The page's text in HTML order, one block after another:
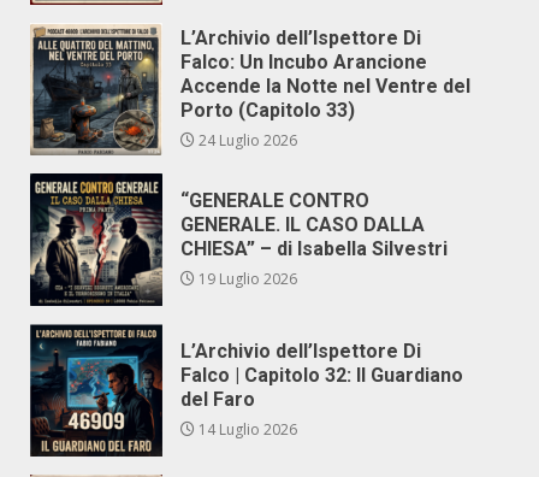
L’Archivio dell’Ispettore Di
Falco: Un Incubo Arancione
Accende la Notte nel Ventre del
Porto (Capitolo 33)
24 Luglio 2026
“GENERALE CONTRO
GENERALE. IL CASO DALLA
CHIESA” – di Isabella Silvestri
19 Luglio 2026
L’Archivio dell’Ispettore Di
Falco | Capitolo 32: Il Guardiano
del Faro
14 Luglio 2026